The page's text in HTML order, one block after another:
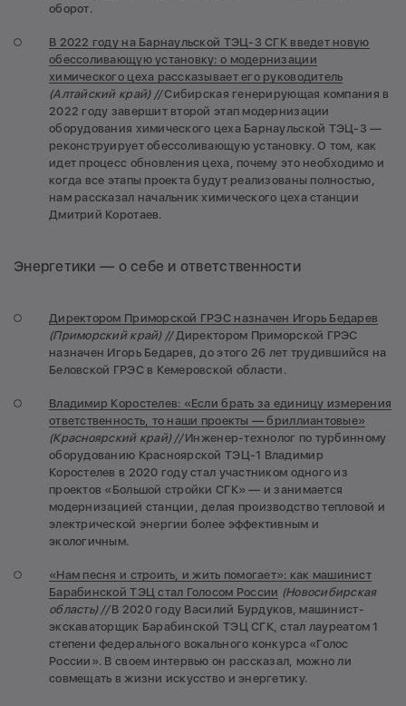
оборот.
В 2022 году на Барнаульской ТЭЦ-3 СГК введет новую
обессоливающую установку: о модернизации
химического цеха рассказывает его руководитель
(Алтайский край) //Сибирская генерирующая компания в
2022 году завершит второй этап модернизации
оборудования химического цеха Барнаульской ТЭЦ-3 —
реконструирует обессоливающую установку. О том, как
идет процесс обновления цеха, почему это необходимо и
когда все этапы проекта будут реализованы полностью,
нам рассказал начальник химического цеха станции
Дмитрий Коротаев.
Энергетики — о себе и ответственности
Директором Приморской ГРЭС назначен Игорь Бедарев
(Приморский край) //Директором Приморской ГРЭС
назначен Игорь Бедарев, до этого 26 лет трудившийся на
Беловской ГРЭС в Кемеровской области.
Владимир Коростелев: «Если брать за единицу измерения
ответственность, то наши проекты — бриллиантовые»
(Красноярский край) //Инженер-технолог по турбинному
оборудованию Красноярской ТЭЦ-1 Владимир
Коростелев в 2020 году стал участником одного из
проектов «Большой стройки СГК» — и занимается
модернизацией станции, делая производство тепловой и
электрической энергии более эффективным и
экологичным.
«Нам песня и строить, и жить помогает»: как машинист
Барабинской ТЭЦ стал Голосом России (Новосибирская
область) //В 2020 году Василий Бурдуков, машинист-
экскаваторщик Барабинской ТЭЦ СГК, стал лауреатом 1
степени федерального вокального конкурса «Голос
России». В своем интервью он рассказал, можно ли
совмещать в жизни искусство и энергетику.